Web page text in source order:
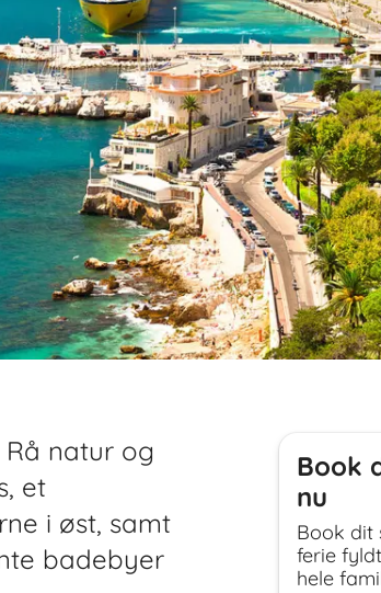
natur og
et
i øst, samt
badebyer
Book
nu
Book dit
ferie
hele